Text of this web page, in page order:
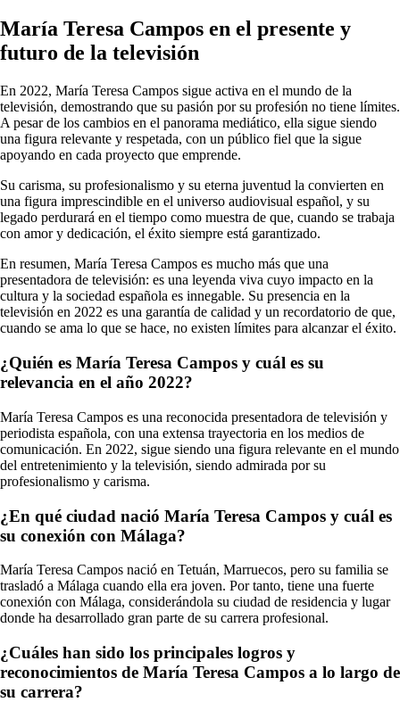
María Teresa Campos en el presente y
futuro de la televisión
En 2022, María Teresa Campos sigue activa en el mundo de la
televisión, demostrando que su pasión por su profesión no tiene límites.
A pesar de los cambios en el panorama mediático, ella sigue siendo
una figura relevante y respetada, con un público fiel que la sigue
apoyando en cada proyecto que emprende.
Su carisma, su profesionalismo y su eterna juventud la convierten en
una figura imprescindible en el universo audiovisual español, y su
legado perdurará en el tiempo como muestra de que, cuando se trabaja
con amor y dedicación, el éxito siempre está garantizado.
En resumen, María Teresa Campos es mucho más que una
presentadora de televisión: es una leyenda viva cuyo impacto en la
cultura y la sociedad española es innegable. Su presencia en la
televisión en 2022 es una garantía de calidad y un recordatorio de que,
cuando se ama lo que se hace, no existen límites para alcanzar el éxito.
¿Quién es María Teresa Campos y cuál es su
relevancia en el año 2022?
María Teresa Campos es una reconocida presentadora de televisión y
periodista española, con una extensa trayectoria en los medios de
comunicación. En 2022, sigue siendo una figura relevante en el mundo
del entretenimiento y la televisión, siendo admirada por su
profesionalismo y carisma.
¿En qué ciudad nació María Teresa Campos y cuál es
su conexión con Málaga?
María Teresa Campos nació en Tetuán, Marruecos, pero su familia se
trasladó a Málaga cuando ella era joven. Por tanto, tiene una fuerte
conexión con Málaga, considerándola su ciudad de residencia y lugar
donde ha desarrollado gran parte de su carrera profesional.
¿Cuáles han sido los principales logros y
reconocimientos de María Teresa Campos a lo largo de
su carrera?